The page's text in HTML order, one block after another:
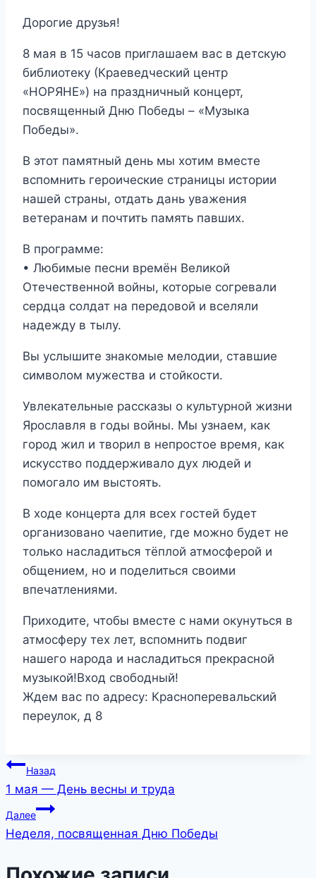
Дорогие друзья!
8 мая в 15 часов приглашаем вас в детскую
библиотеку (Краеведческий центр
«НОРЯНЕ») на праздничный концерт,
посвященный Дню Победы – «Музыка
Победы».
В этот памятный день мы хотим вместе
вспомнить героические страницы истории
нашей страны, отдать дань уважения
ветеранам и почтить память павших.
В программе:
• Любимые песни времён Великой
Отечественной войны, которые согревали
сердца солдат на передовой и вселяли
надежду в тылу.
Вы услышите знакомые мелодии, ставшие
символом мужества и стойкости.
Увлекательные рассказы о культурной жизни
Ярославля в годы войны. Мы узнаем, как
город жил и творил в непростое время, как
искусство поддерживало дух людей и
помогало им выстоять.
В ходе концерта для всех гостей будет
организовано чаепитие, где можно будет не
только насладиться тёплой атмосферой и
общением, но и поделиться своими
впечатлениями.
Приходите, чтобы вместе с нами окунуться в
атмосферу тех лет, вспомнить подвиг
нашего народа и насладиться прекрасной
музыкой!Вход свободный!
Ждем вас по адресу: Красноперевальский
переулок, д 8
Навигация
по
записям
Назад
1 мая — День весны и труда
Далее
Неделя, посвященная Дню Победы